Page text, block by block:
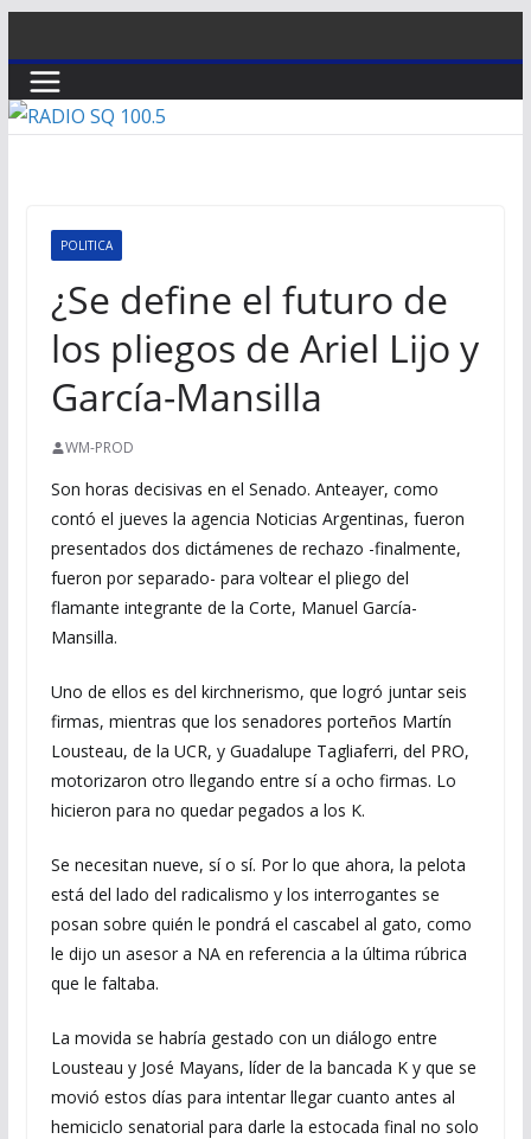
al
contenido
POLITICA
¿Se define el futuro de
los pliegos de Ariel Lijo y
García-Mansilla
WM-PROD
Son horas decisivas en el Senado. Anteayer, como
contó el jueves la agencia Noticias Argentinas, fueron
presentados dos dictámenes de rechazo -finalmente,
fueron por separado- para voltear el pliego del
flamante integrante de la Corte, Manuel García-
Mansilla.
Uno de ellos es del kirchnerismo, que logró juntar seis
firmas, mientras que los senadores porteños Martín
Lousteau, de la UCR, y Guadalupe Tagliaferri, del PRO,
motorizaron otro llegando entre sí a ocho firmas. Lo
hicieron para no quedar pegados a los K.
Se necesitan nueve, sí o sí. Por lo que ahora, la pelota
está del lado del radicalismo y los interrogantes se
posan sobre quién le pondrá el cascabel al gato, como
le dijo un asesor a NA en referencia a la última rúbrica
que le faltaba.
La movida se habría gestado con un diálogo entre
Lousteau y José Mayans, líder de la bancada K y que se
movió estos días para intentar llegar cuanto antes al
hemiciclo senatorial para darle la estocada final no solo